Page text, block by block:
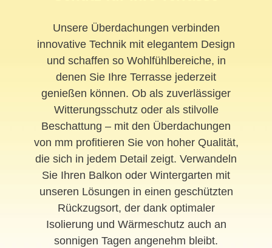
Unsere Überdachungen verbinden
innovative Technik mit elegantem Design
und schaffen so Wohlfühlbereiche, in
denen Sie Ihre Terrasse jederzeit
genießen können. Ob als zuverlässiger
Witterungsschutz oder als stilvolle
Beschattung – mit den Überdachungen
von mm profitieren Sie von hoher Qualität,
die sich in jedem Detail zeigt. Verwandeln
Sie Ihren Balkon oder Wintergarten mit
unseren Lösungen in einen geschützten
Rückzugsort, der dank optimaler
Isolierung und Wärmeschutz auch an
sonnigen Tagen angenehm bleibt.